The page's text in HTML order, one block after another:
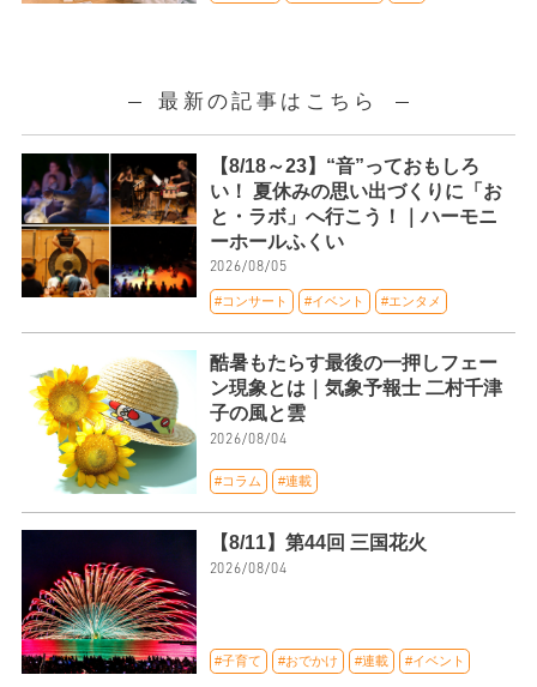
最新の記事はこちら
【8/18～23】“音”っておもしろ
い！ 夏休みの思い出づくりに「お
と・ラボ」へ行こう！｜ハーモニ
ーホールふくい
2026/08/05
#コンサート #イベント #エンタメ
酷暑もたらす最後の一押しフェー
ン現象とは｜気象予報士 二村千津
子の風と雲
2026/08/04
#コラム #連載
【8/11】第44回 三国花火
2026/08/04
#子育て #おでかけ #連載 #イベント